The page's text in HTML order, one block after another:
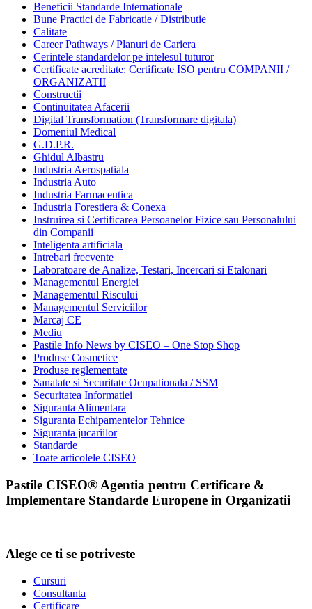
Beneficii Standarde Internationale
Bune Practici de Fabricatie / Distributie
Calitate
Career Pathways / Planuri de Cariera
Cerintele standardelor pe intelesul tuturor
Certificate acreditate: Certificate ISO pentru COMPANII /
ORGANIZATII
Constructii
Continuitatea Afacerii
Digital Transformation (Transformare digitala)
Domeniul Medical
G.D.P.R.
Ghidul Albastru
Industria Aerospatiala
Industria Auto
Industria Farmaceutica
Industria Forestiera & Conexa
Instruirea si Certificarea Persoanelor Fizice sau Personalului
din Companii
Inteligenta artificiala
Intrebari frecvente
Laboratoare de Analize, Testari, Incercari si Etalonari
Managementul Energiei
Managementul Riscului
Managementul Serviciilor
Marcaj CE
Mediu
Pastile Info News by CISEO – One Stop Shop
Produse Cosmetice
Produse reglementate
Sanatate si Securitate Ocupationala / SSM
Securitatea Informatiei
Siguranta Alimentara
Siguranta Echipamentelor Tehnice
Siguranta jucariilor
Standarde
Toate articolele CISEO
Pastile CISEO® Agentia pentru Certificare &
Implementare Standarde Europene in Organizatii
Alege ce ti se potriveste
Cursuri
Consultanta
Certificare